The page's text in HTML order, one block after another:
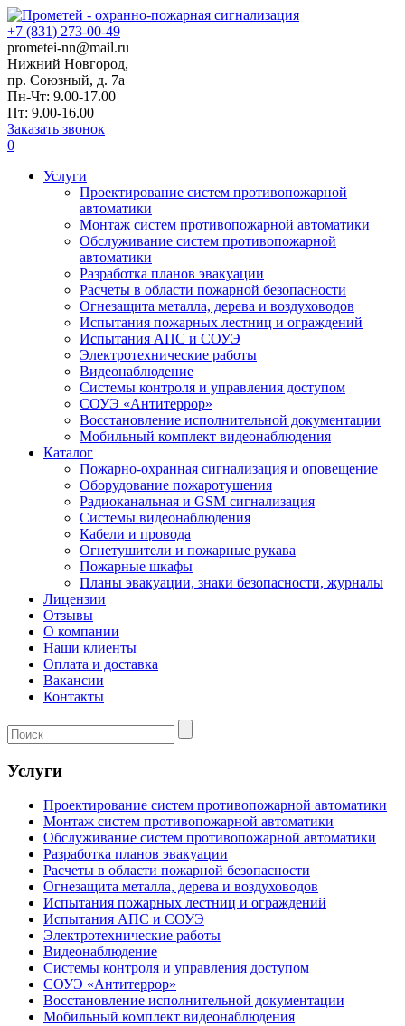
+7 (831) 273-00-49
prometei-nn@mail.ru
Нижний Новгород,
пр. Союзный, д. 7а
Пн-Чт: 9.00-17.00
Пт: 9.00-16.00
Заказать звонок
0
Услуги
Проектирование систем противопожарной
автоматики
Монтаж систем противопожарной автоматики
Обслуживание систем противопожарной
автоматики
Разработка планов эвакуации
Расчеты в области пожарной безопасности
Огнезащита металла, дерева и воздуховодов
Испытания пожарных лестниц и ограждений
Испытания АПС и СОУЭ
Электротехнические работы
Видеонаблюдение
Системы контроля и управления доступом
СОУЭ «Антитеррор»
Восстановление исполнительной документации
Мобильный комплект видеонаблюдения
Каталог
Пожарно-охранная сигнализация и оповещение
Оборудование пожаротушения
Радиоканальная и GSM сигнализация
Системы видеонаблюдения
Кабели и провода
Огнетушители и пожарные рукава
Пожарные шкафы
Планы эвакуации, знаки безопасности, журналы
Лицензии
Отзывы
О компании
Наши клиенты
Оплата и доставка
Вакансии
Контакты
Услуги
Проектирование систем противопожарной автоматики
Монтаж систем противопожарной автоматики
Обслуживание систем противопожарной автоматики
Разработка планов эвакуации
Расчеты в области пожарной безопасности
Огнезащита металла, дерева и воздуховодов
Испытания пожарных лестниц и ограждений
Испытания АПС и СОУЭ
Электротехнические работы
Видеонаблюдение
Системы контроля и управления доступом
СОУЭ «Антитеррор»
Восстановление исполнительной документации
Мобильный комплект видеонаблюдения